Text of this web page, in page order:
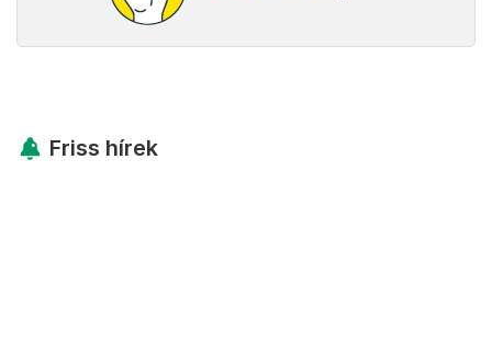
Friss hírek